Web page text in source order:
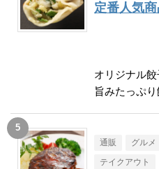
定番人気
オリジナル
旨みたっぷ
通販 グルメ
テイクアウト